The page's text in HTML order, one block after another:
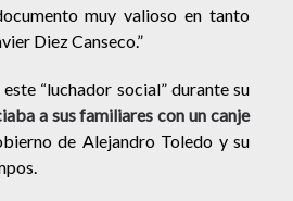
muy valioso en tanto
Diez Canseco.”
“luchador social” durante su
a sus familiares con un canje
de Alejandro Toledo y su